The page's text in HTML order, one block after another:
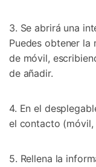
3. Se abrirá una
Puedes obtener la
de móvil,
de añadir.
4. En el
el contacto (móvil,
5. Rellena la